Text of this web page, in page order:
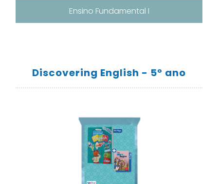
Ensino Fundamental I
Discovering English - 5º ano